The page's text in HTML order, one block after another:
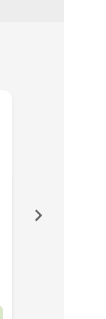
Venado Tuerto